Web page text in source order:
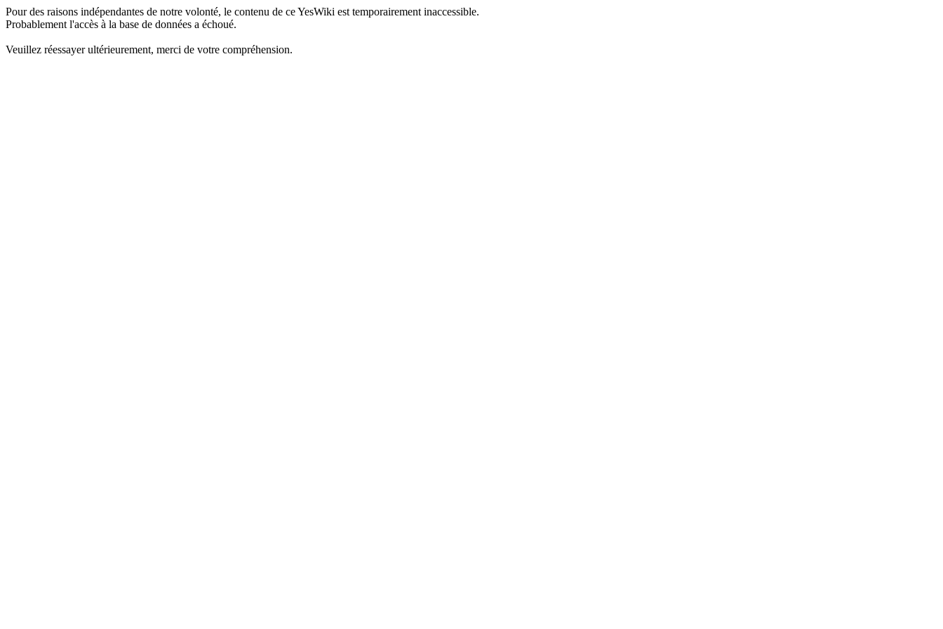
Pour des raisons indépendantes de notre volonté, le contenu de ce YesWiki est temporairement inaccessible.
Probablement l'accès à la base de données a échoué.
Veuillez réessayer ultérieurement, merci de votre compréhension.